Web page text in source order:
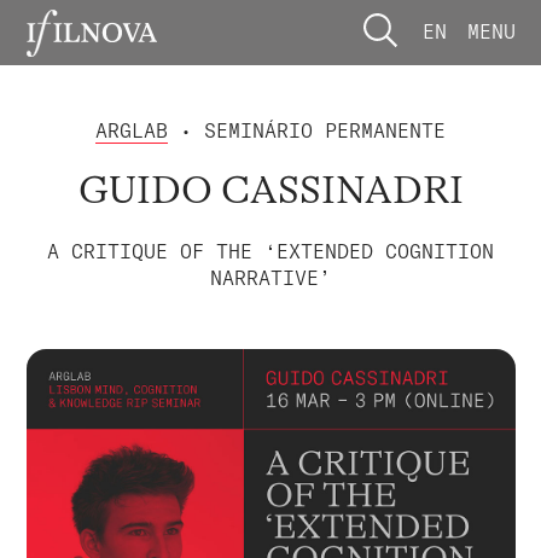
EN MENU
ARGLAB • SEMINÁRIO PERMANENTE
GUIDO CASSINADRI
A CRITIQUE OF THE ‘EXTENDED COGNITION
NARRATIVE’